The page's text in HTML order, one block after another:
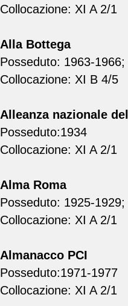
Collocazione: XI A 2/1
Alla Bottega
Posseduto: 1963-
Collocazione: XI B 4/5
Alleanza nazionale
Posseduto:1934
Collocazione: XI A 2/1
Alma Roma
Posseduto: 1925-
Collocazione: XI A 2/1
Almanacco PCI
Posseduto:1971-1977
Collocazione: XI A 2/1